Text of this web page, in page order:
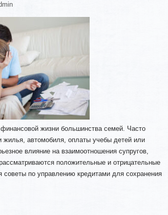
жизни большинства семей. Часто
жилья, автомобиля, оплаты учебы детей или
влияние на взаимоотношения супругов,
положительные и отрицательные
по управлению кредитами для сохранения